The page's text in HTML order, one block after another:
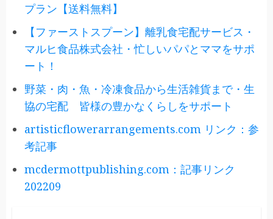
プラン【送料無料】
【ファーストスプーン】離乳食宅配サービス・
マルヒ食品株式会社・忙しいパパとママをサポ
ート！
野菜・肉・魚・冷凍食品から生活雑貨まで・生
協の宅配 皆様の豊かなくらしをサポート
artisticflowerarrangements.com リンク：参
考記事
mcdermottpublishing.com：記事リンク
202209